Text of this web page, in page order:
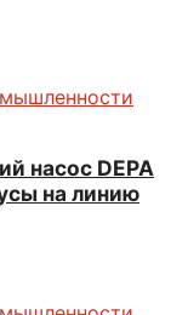
насос DEPA
на линию